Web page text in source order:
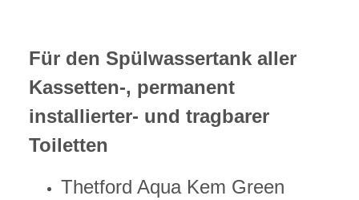
Für den Spülwassertank aller
Kassetten-, permanent
installierter- und tragbarer
Toiletten
Thetford Aqua Kem Green